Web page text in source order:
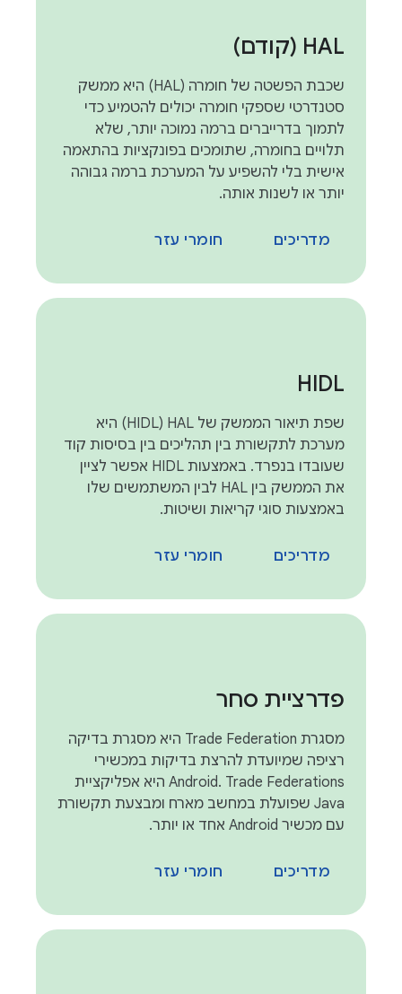
HAL (קודם)
שכבת הפשטה של חומרה (HAL) היא ממשק
סטנדרטי שספקי חומרה יכולים להטמיע כדי
לתמוך בדרייברים ברמה נמוכה יותר, שלא
תלויים בחומרה, שתומכים בפונקציות בהתאמה
אישית בלי להשפיע על המערכת ברמה גבוהה
יותר או לשנות אותה.
מדריכים חומרי עזר
HIDL
שפת תיאור הממשק של HAL‏ (HIDL) היא
מערכת לתקשורת בין תהליכים בין בסיסות קוד
שעובדו בנפרד. באמצעות HIDL אפשר לציין
את הממשק בין HAL לבין המשתמשים שלו
באמצעות סוגי קריאות ושיטות.
מדריכים חומרי עזר
פדרציית סחר
מסגרת Trade Federation היא מסגרת בדיקה
רציפה שמיועדת להרצת בדיקות במכשירי
Android. Trade Federations היא אפליקציית
Java שפועלת במחשב מארח ומבצעת תקשורת
עם מכשיר Android אחד או יותר.
מדריכים חומרי עזר